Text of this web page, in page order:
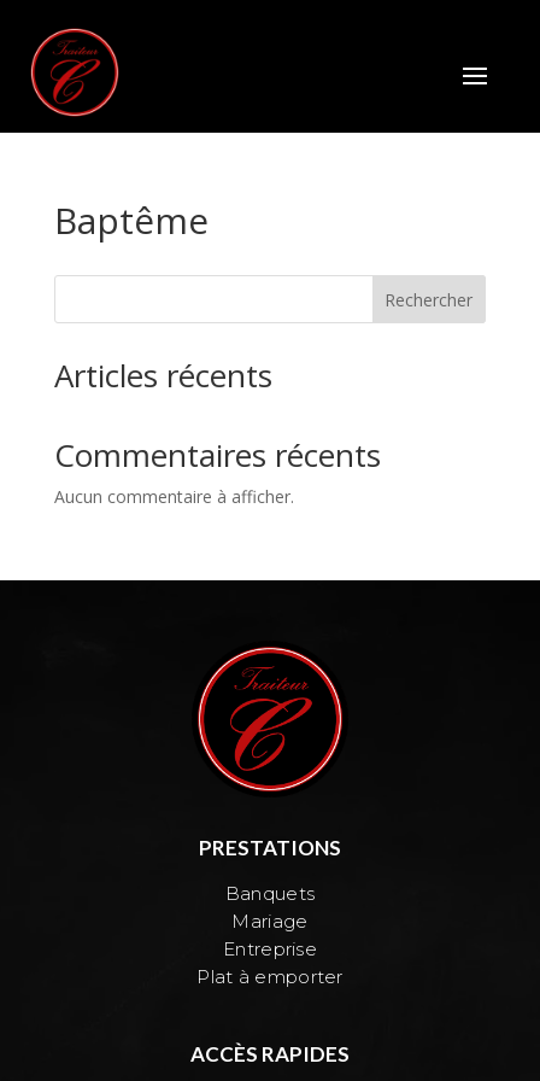
Baptême
Rechercher
Articles récents
Commentaires récents
Aucun commentaire à afficher.
PRESTATIONS
Banquets
Mariage
Entreprise
Plat à emporter
ACCÈS RAPIDES